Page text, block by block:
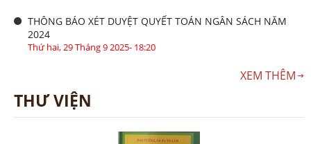
THÔNG BÁO XÉT DUYỆT QUYẾT TOÁN NGÂN SÁCH NĂM
2024
Thứ hai, 29 Tháng 9 2025- 18:20
XEM THÊM
THƯ VIỆN